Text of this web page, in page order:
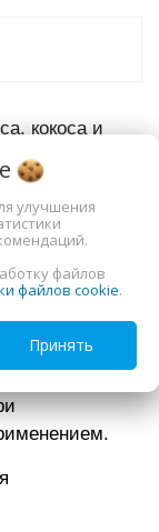
кокоса и
косточек,
натрия,
В3),
алоэ
улучшения
файлов
файлов cookie.
Принять